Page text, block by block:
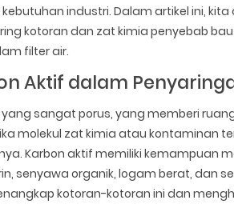
industri. Dalam artikel ini,
kotoran dan zat kimia penyebab
filter air.
Aktif dalam
sangat porus, yang memberi
molekul zat kimia atau kontaminan
Karbon aktif memiliki kemampuan
senyawa organik, logam berat, dan
kotoran-kotoran ini dan